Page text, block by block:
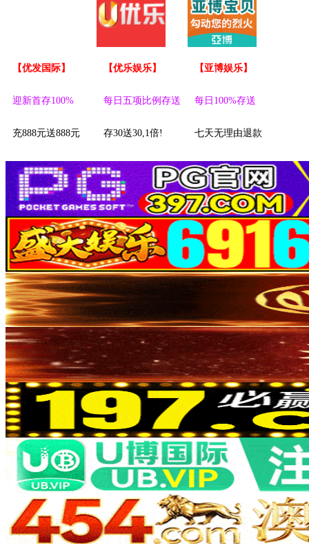
【优发国际】
迎新首存100%
充888元送888元
【优乐娱乐】
每日五项比例存送
存30送30,1倍!
【亚博娱乐】
每日100%存送
七天无理由退款